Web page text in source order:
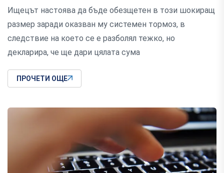
Ищецът настоява да бъде обезщетен в този шокиращ
размер заради оказван му системен тормоз, в
следствие на което се е разболял тежко, но
декларира, че ще дари цялата сума
ПРОЧЕТИ ОЩЕ